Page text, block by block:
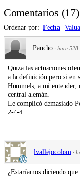
Comentarios (17)
Ordenar por: Fecha
Pancho · hace 528
Quizá las actuaciones
a la definición pero si en
Hummels, a mi
central alemán.
Le complicó demasiado
2-4-4.
lvallejocolom ·
¿Estaríamos diciendo